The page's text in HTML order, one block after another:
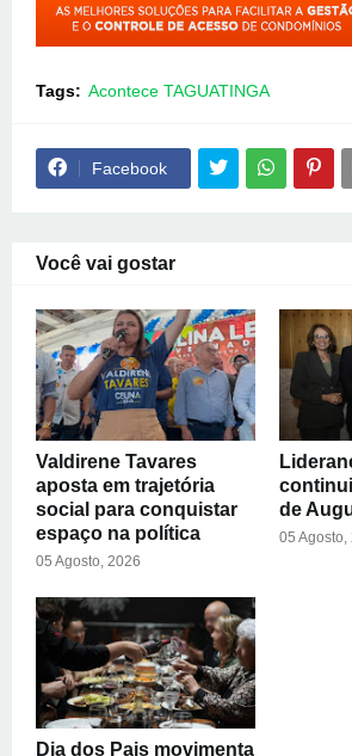
Tags: Acontece TAGUATINGA
Facebook
Você vai gostar
Valdirene Tavares
aposta em trajetória
social para conquistar
espaço na política
05 Agosto, 2026
de
05 Agosto,
Dia dos Pais movimenta